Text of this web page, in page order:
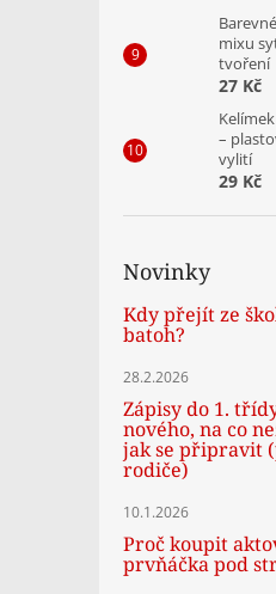
mixu
tvoření
27 Kč
–
vylití
29 Kč
Novinky
Kdy přejít ze
batoh?
28.2.2026
Zápisy do 1.
nového, na co
jak se připravit
rodiče)
10.1.2026
Proč koupit
prvňáčka pod